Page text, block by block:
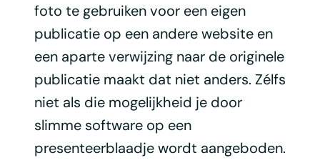
foto te gebruiken voor een eigen
publicatie op een andere website en
een aparte verwijzing naar de originele
publicatie maakt dat niet anders. Zélfs
niet als die mogelijkheid je door
slimme software op een
presenteerblaadje wordt aangeboden.